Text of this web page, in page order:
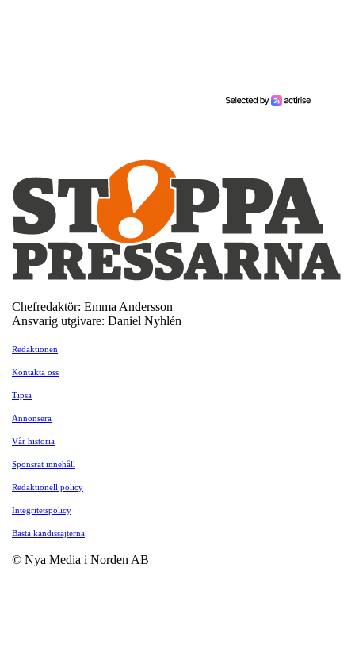
Chefredaktör: Emma Andersson
Ansvarig utgivare: Daniel Nyhlén
Redaktionen
Kontakta oss
Tipsa
Annonsera
Vår historia
Sponsrat innehåll
Redaktionell policy
Integritetspolicy
Bästa kändissajterna
© Nya Media i Norden AB